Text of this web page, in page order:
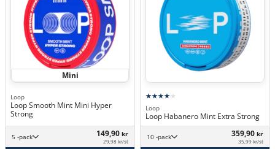
Mini
Loop
Loop Smooth Mint Mini Hyper
Strong
5 -pack 149,90 kr
29,98 kr/st
Loop
Loop Habanero Mint Extra Strong
10 -pack 359,90 kr
35,99 kr/st